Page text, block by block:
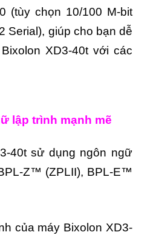
(tùy chọn 10/100 M-bit
Serial), giúp cho bạn dễ
XD3-40t với các
lập trình mạnh mẽ
40t sử dụng ngôn ngữ
Z™ (ZPLII), BPL-E™
của máy Bixolon XD3-